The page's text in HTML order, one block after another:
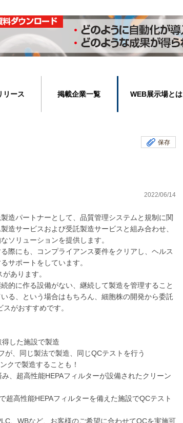
リース 掲載企業一覧 WEB展示場とは
保存
2022/06/14
造パートナーとして、品質管理システムと規制に関
造サービスおよび受託製造サービスと組み合わせ、
ソリューションを提供します。
際にも、コンプライアンス要件をクリアし、ヘルス
サポートをしています。
あります。
的に作る設備がない、継続して製造を管理すること
る、という場合はもちろん、細胞株の開発から委託
がおすすめです。
した施設で製造
が、同じ製法で製造、同じQCテストを行う
クで製造することも！
、超高性能HEPAフィルターが設備されたクリーン
超高性能HEPAフィルターを備えた施設でQCテスト
、WBなど、お客様のご希望に合わせてQCを実施可